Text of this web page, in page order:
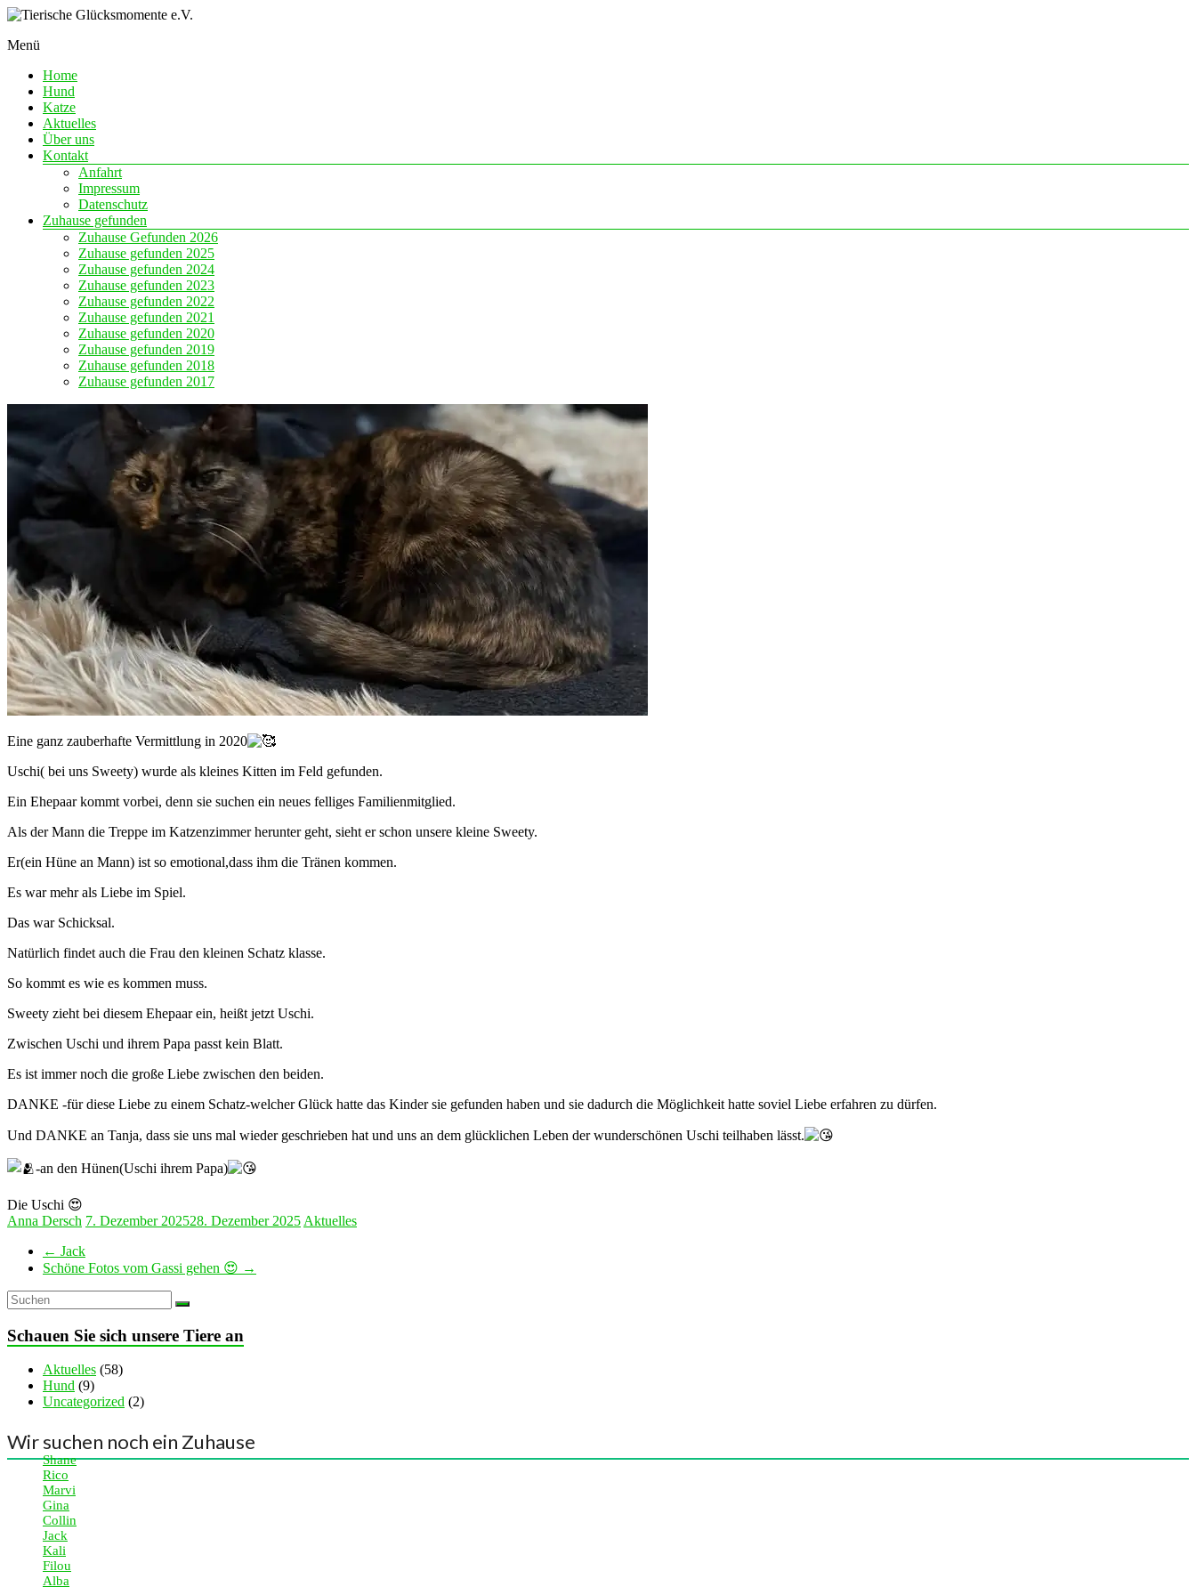
Skip
content
Glücksmomente
e.V.
Chance
Liebe
Menü
Home
Hund
Katze
Aktuelles
Über uns
Kontakt
Anfahrt
Impressum
Datenschutz
Zuhause gefunden
Zuhause Gefunden 2026
Zuhause gefunden 2025
Zuhause gefunden 2024
Zuhause gefunden 2023
Zuhause gefunden 2022
Zuhause gefunden 2021
Zuhause gefunden 2020
Zuhause gefunden 2019
Zuhause gefunden 2018
Zuhause gefunden 2017
Eine ganz zauberhafte Vermittlung in 2020
Uschi( bei uns Sweety) wurde als kleines Kitten im Feld gefunden.
Ein Ehepaar kommt vorbei, denn sie suchen ein neues felliges Familienmitglied.
Als der Mann die Treppe im Katzenzimmer herunter geht, sieht er schon unsere kleine Sweety.
Er(ein Hüne an Mann) ist so emotional,dass ihm die Tränen kommen.
Es war mehr als Liebe im Spiel.
Das war Schicksal.
Natürlich findet auch die Frau den kleinen Schatz klasse.
So kommt es wie es kommen muss.
Sweety zieht bei diesem Ehepaar ein, heißt jetzt Uschi.
Zwischen Uschi und ihrem Papa passt kein Blatt.
Es ist immer noch die große Liebe zwischen den beiden.
DANKE -für diese Liebe zu einem Schatz-welcher Glück hatte das Kinder sie gefunden haben und sie dadurch die Möglichkeit hatte soviel Liebe erfahren zu dürfen.
Und DANKE an Tanja, dass sie uns mal wieder geschrieben hat und uns an dem glücklichen Leben der wunderschönen Uschi teilhaben lässt.
-an den Hünen(Uschi ihrem Papa)
Die Uschi 😍
Anna Dersch 7. Dezember 202528. Dezember 2025 Aktuelles
← Jack
Schöne Fotos vom Gassi gehen 😍 →
Schauen Sie sich unsere Tiere an
Aktuelles (58)
Hund (9)
Uncategorized (2)
Wir suchen noch ein Zuhause
Shane
Rico
Marvi
Gina
Collin
Jack
Kali
Filou
Alba